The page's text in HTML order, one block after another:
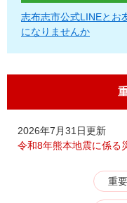
志布志市公式LINEとお
になりませんか
2026年7月31日更新
令和8年熊本地震に係る
重